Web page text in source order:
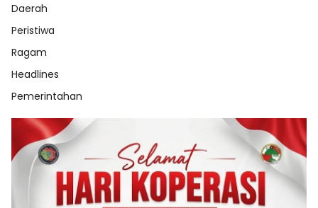
Daerah
Peristiwa
Ragam
Headlines
Pemerintahan